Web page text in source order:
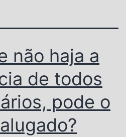
não haja a
de todos
pode o